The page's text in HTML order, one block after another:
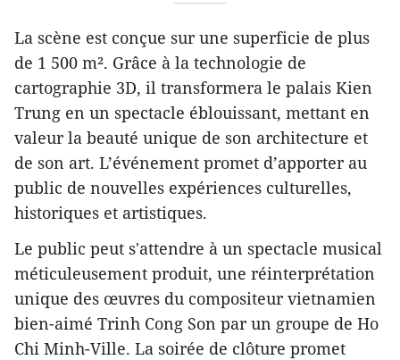
La scène est conçue sur une superficie de plus
de 1 500 m². Grâce à la technologie de
cartographie 3D, il transformera le palais Kien
Trung en un spectacle éblouissant, mettant en
valeur la beauté unique de son architecture et
de son art. L’événement promet d’apporter au
public de nouvelles expériences culturelles,
historiques et artistiques.
Le public peut s'attendre à un spectacle musical
méticuleusement produit, une réinterprétation
unique des œuvres du compositeur vietnamien
bien-aimé Trinh Cong Son par un groupe de Ho
Chi Minh-Ville. La soirée de clôture promet